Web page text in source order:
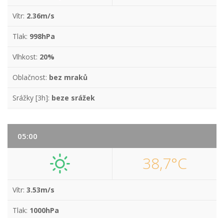
Vítr: 2.36m/s
Tlak: 998hPa
Vlhkost: 20%
Oblačnost: bez mraků
Srážky [3h]: beze srážek
05:00
38,7°C
Vítr: 3.53m/s
Tlak: 1000hPa